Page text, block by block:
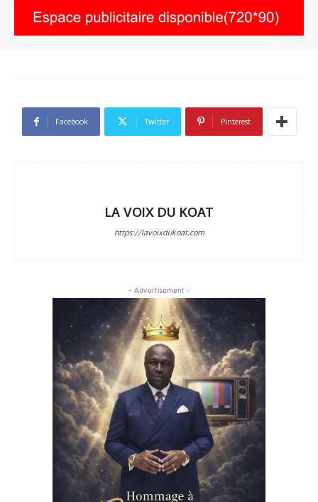
Facebook Twitter Pinterest
LA VOIX DU KOAT
https://lavoixdukoat.com
- Advertisement -